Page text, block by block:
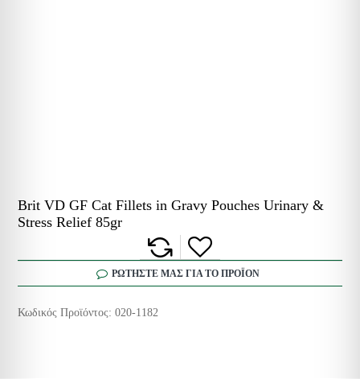
Κωδικός Προϊόντος: 020-1182
Brit VD GF Cat Fillets in Gravy Pouches Urinary &
Stress Relief 85gr
ΡΩΤΗΣΤΕ ΜΑΣ ΓΙΑ ΤΟ ΠΡΟΪΟΝ